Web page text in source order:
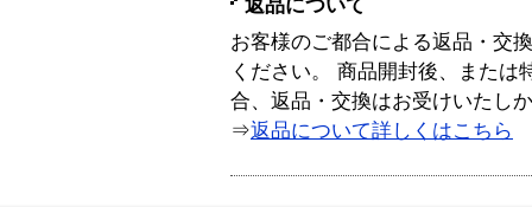
返品について
お客様のご都合による返品・交
ください。 商品開封後、または
合、返品・交換はお受けいたし
⇒返品について詳しくはこちら